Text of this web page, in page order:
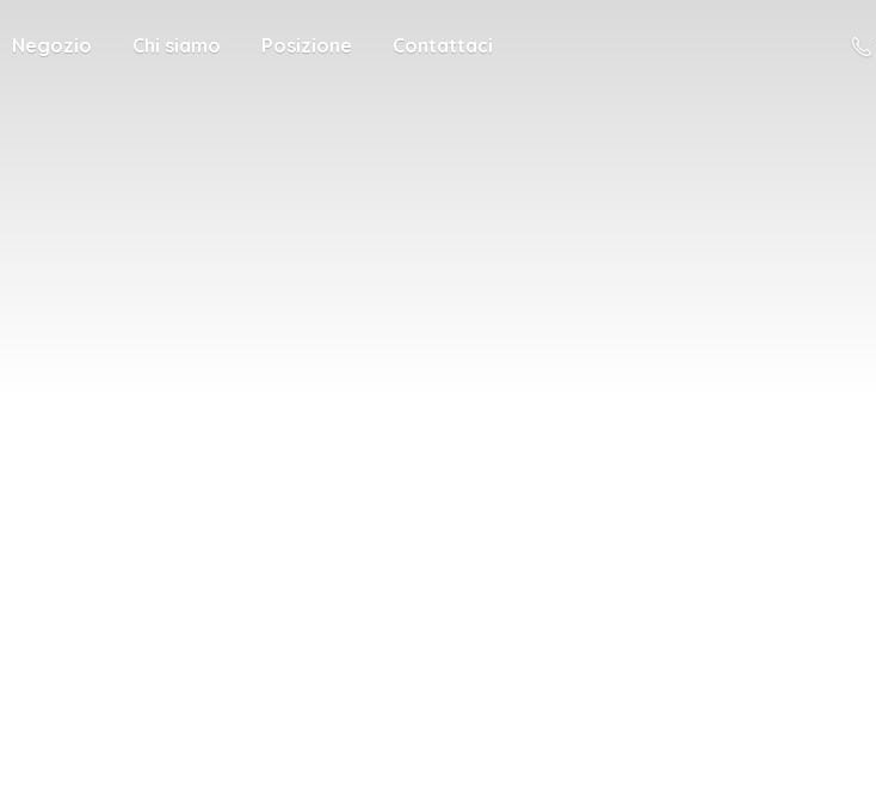
Negozio Chi siamo Posizione Contattaci